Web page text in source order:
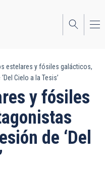
estelares y fósiles galácticos,
Cielo a la Tesis’
y fósiles
de ‘Del